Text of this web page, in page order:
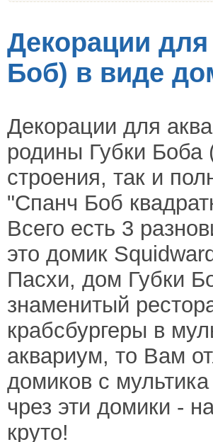
Декорации
Боб) в виде
Декорации для
родины Губки Боба
строения, так и
"Спанч Боб
Всего есть 3
это домик
Пасхи, дом Губки
знаменитый
крабсбургеры в
аквариум, то Вам
домиков с
чрез эти домики -
круто!